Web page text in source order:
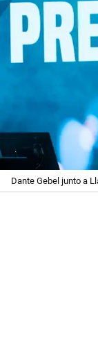
Dante Gebel junto a